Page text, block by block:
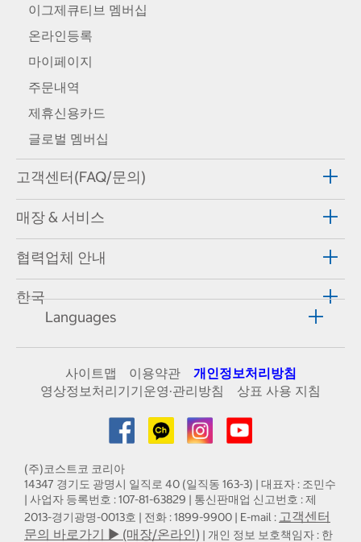
이그제큐티브 멤버십
온라인등록
마이페이지
주문내역
제휴신용카드
글로벌 멤버십
고객센터(FAQ/문의)
매장 & 서비스
협력업체 안내
한국
Languages
사이트맵 이용약관
개인정보처리방침
영상정보처리기기운영·관리방침
상표 사용 지침
(주)코스트코 코리아
14347 경기도 광명시 일직로 40 (일직동 163-3) | 대표자 : 조민수
| 사업자 등록번호 : 107-81-63829 | 통신판매업 신고번호 : 제
2013-경기광명-0013호 | 전화 : 1899-9900 | E-mail : 고객센터
문의 바로가기 ▶ (매장/온라인) | 개인 정보 보호책임자 : 한